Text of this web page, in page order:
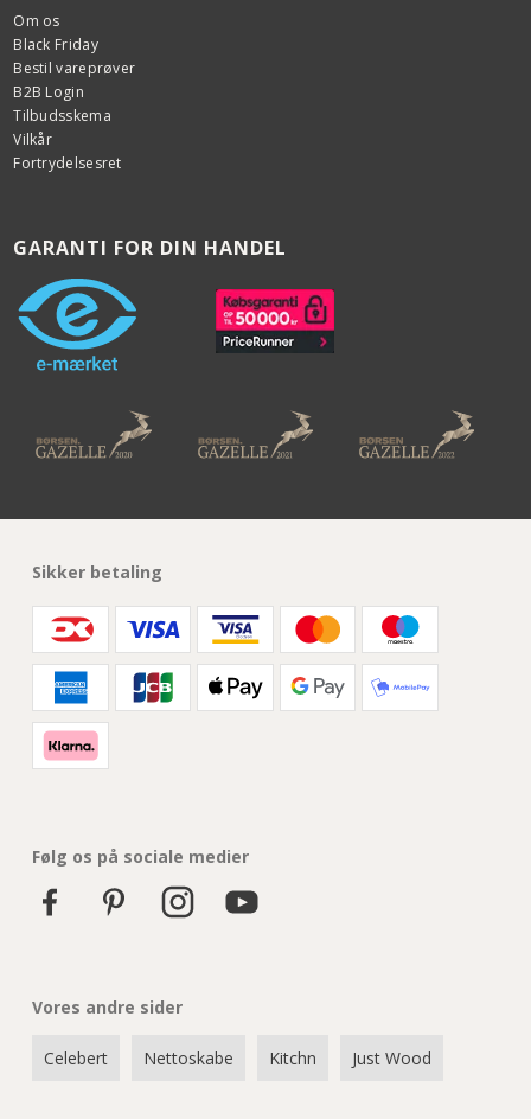
Om os
Black Friday
Bestil vareprøver
B2B Login
Tilbudsskema
Vilkår
Fortrydelsesret
GARANTI FOR DIN HANDEL
Sikker betaling
Følg os på sociale medier
Vores andre sider
Celebert Nettoskabe Kitchn Just Wood